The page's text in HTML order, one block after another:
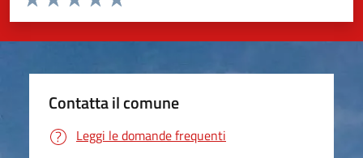
Valuta 5 stelle su 5
Valuta 4 stelle su 5
Valuta 3 stelle su 5
Valuta 2 stelle su 5
Valuta 1 stelle su 5
Contatta il comune
Leggi le domande frequenti